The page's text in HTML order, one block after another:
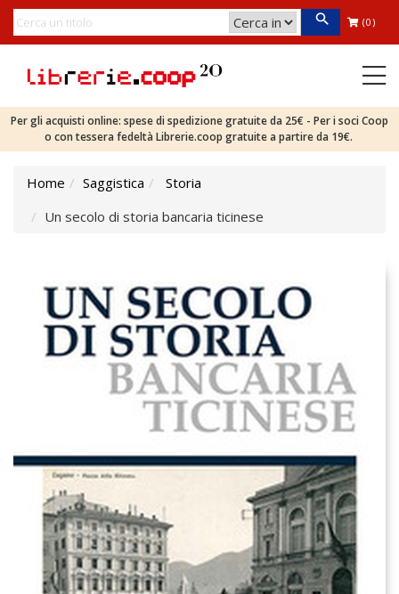
(0)
Per gli acquisti online: spese di spedizione gratuite da 25€ - Per i soci Coop
o con tessera fedeltà Librerie.coop gratuite a partire da 19€.
Home Saggistica
Storia
Un secolo di storia bancaria ticinese